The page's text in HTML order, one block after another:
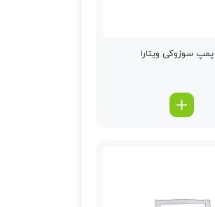
پمپ سوزوکی ویتارا